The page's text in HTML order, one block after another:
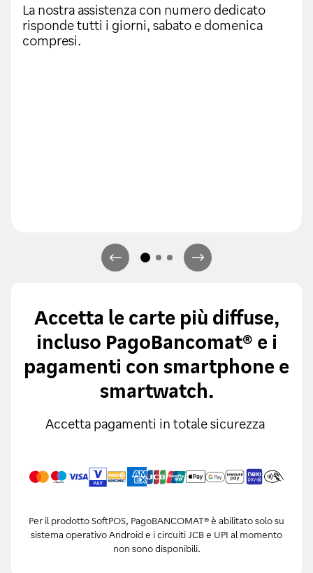
La nostra assistenza con numero dedicato
risponde tutti i giorni, sabato e domenica
compresi.
Accetta le carte più diffuse,
incluso PagoBancomat® e i
pagamenti con smartphone e
smartwatch.
Accetta pagamenti in totale sicurezza
Per il prodotto SoftPOS, PagoBANCOMAT® è abilitato solo su
sistema operativo Android e i circuiti JCB e UPI al momento
non sono disponibili.